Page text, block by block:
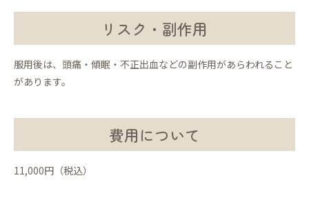
リスク・副作用
服用後は、頭痛・傾眠・不正出血などの副作用があらわれること
があります。
費用について
11,000円（税込）